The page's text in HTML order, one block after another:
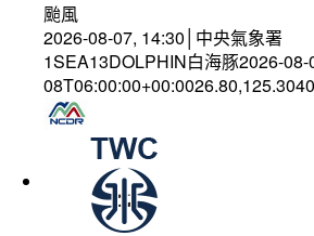
颱風
2026-08-07, 14:30│中央氣象署
1SEA13DOLPHIN白海豚2026-